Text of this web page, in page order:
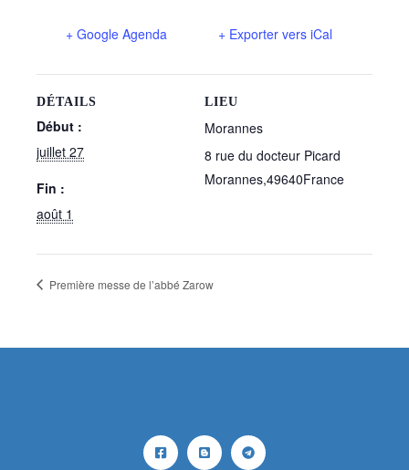
+ Google Agenda + Exporter vers iCal
DÉTAILS
Début :
juillet 27
Fin :
août 1
LIEU
Morannes
8 rue du docteur Picard
Morannes,49640France
Première messe de l’abbé Zarow